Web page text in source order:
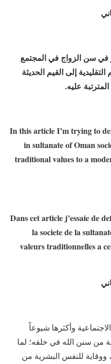
في سن الزواج في المجتمع
إلى القيم الحديثة
عليه.
In this article I’m trying to
in sultanate of Oman
traditional values to a
Dans cet article j’essaie de
la societe de la
valeurs traditionnelles a
وأكثرها شيوعاً
من سنن الله في خلقه؛ لما
ووقاية للنفس البشرية من